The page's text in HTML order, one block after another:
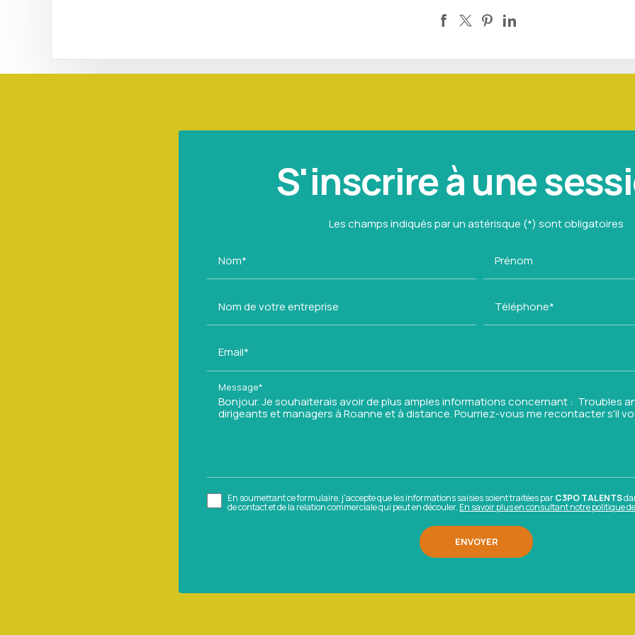
S'inscrire à une
Les champs indiqués par un astérisque (*) sont obligatoires
Nom* Prénom
Nom de votre entreprise Téléphone*
Email*
Message*
En soumettant ce formulaire, j'accepte que les informations saisies soient traitées parC3PO TALENTS
de contact et de la relation commerciale qui peut en découler. En savoir plus en consultant notre politique